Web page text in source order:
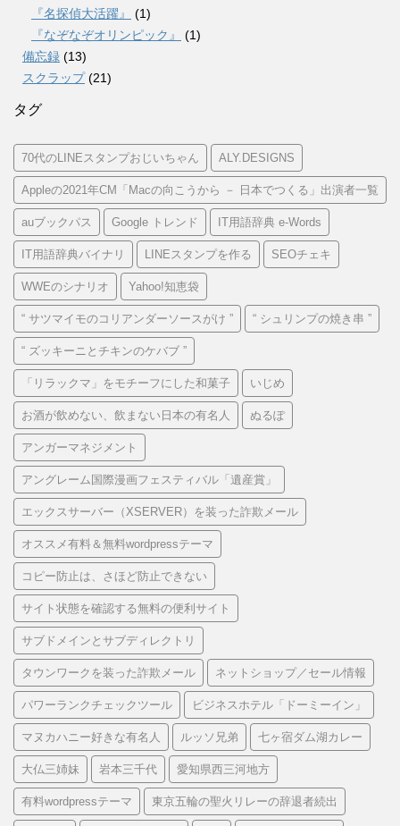
『名探偵大活躍』
(1)
『なぞなぞオリンピック』
(1)
備忘録 (13)
スクラップ(21)
タグ
70代のLINEスタンプおじいちゃん ALY.DESIGNS
Appleの2021年CM「Macの向こうから － 日本でつくる」出演者一覧
auブックパス Google トレンド IT用語辞典 e-Words
IT用語辞典バイナリ LINEスタンプを作る SEOチェキ
WWEのシナリオ Yahoo!知恵袋
“ サツマイモのコリアンダーソースがけ ” “ シュリンプの焼き串 ”
“ ズッキーニとチキンのケバブ ”
「リラックマ」をモチーフにした和菓子 いじめ
お酒が飲めない、飲まない日本の有名人 ぬるぽ
アンガーマネジメント
アングレーム国際漫画フェスティバル「遺産賞」
エックスサーバー（XSERVER）を装った詐欺メール
オススメ有料＆無料wordpressテーマ
コピー防止は、さほど防止できない
サイト状態を確認する無料の便利サイト
サブドメインとサブディレクトリ
タウンワークを装った詐欺メール ネットショップ／セール情報
パワーランクチェックツール ビジネスホテル「ドーミーイン」
マヌカハニー好きな有名人 ルッソ兄弟 七ヶ宿ダム湖カレー
大仏三姉妹 岩本三千代 愛知県西三河地方
有料wordpressテーマ 東京五輪の聖火リレーの辞退者続出